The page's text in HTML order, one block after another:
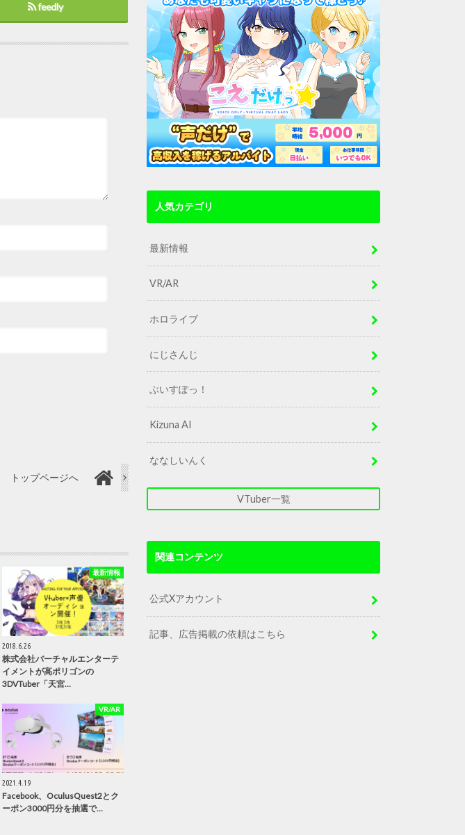
feedly
トップページへ
最新情報
2018.6.26
株式会社バーチャルエンターテ
イメントが高ポリゴンの
3DVTuber「天宮…
VR/AR
2021.4.19
Facebook、OculusQuest2とク
ーポン3000円分を抽選で…
人気カテゴリ
最新情報
VR/AR
ホロライブ
にじさんじ
ぶいすぽっ！
Kizuna AI
ななしいんく
VTuber一覧
関連コンテンツ
公式Xアカウント
記事、広告掲載の依頼はこちら